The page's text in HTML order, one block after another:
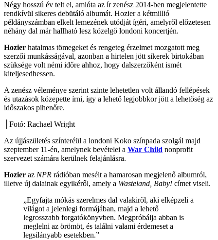
Négy hosszú év telt el, amióta az ír zenész 2014-ben megjelentette
rendkívül sikeres debütáló albumát. Hoziera kétmillió
példányszámban elkelt lemezének utódját ígéri, amelyről előzetesen
néhány dal már hallható lesz közelgő londoni koncertjén.
Hozier hatalmas tömegeket és rengeteg érzelmet mozgatott meg
szerzői munkásságával, azonban a hirtelen jött sikerek birtokában
szüksége volt némi időre ahhoz, hogy dalszerzőként ismét
kiteljesedhessen.
A zenész véleménye szerint szinte lehetetlen volt állandó fellépések
és utazások közepette írni, így a lehető legjobbkor jött a lehetőség az
időszakos pihenőre.
│Fotó: Rachael Wright
Az újjászületés színteréül a londoni Koko színpada szolgál majd
szeptember 11-én, amelynek bevételei a War Child nonprofit
szervezet számára kerülnek felajánlásra.
Hozier az NPR rádióban mesélt a hamarosan megjelenő albumról,
illetve új dalainak egyikéről, amely a Wasteland, Baby! címet viseli.
„Egyfajta mókás szerelmes dal valakiről, aki elképzeli a
világot a jelenlegi formájában, majd a lehető
legrosszabb forgatókönyvben. Megpróbálja abban is
meglelni az örömöt, és találni valami érdemeset a
legsilányabb esetekben.”